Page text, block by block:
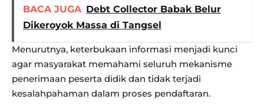
BACA JUGA Debt Collector Babak Belur
Dikeroyok Massa di Tangsel
Menurutnya, keterbukaan informasi menjadi kunci
agar masyarakat memahami seluruh mekanisme
penerimaan peserta didik dan tidak terjadi
kesalahpahaman dalam proses pendaftaran.